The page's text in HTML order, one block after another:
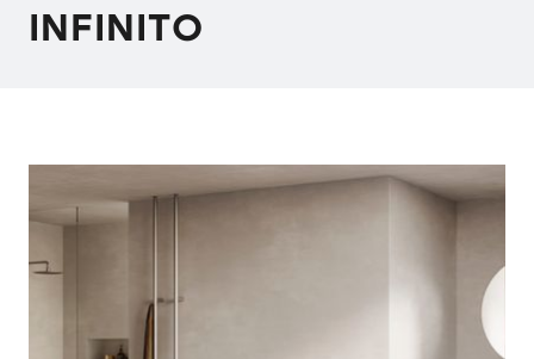
INFINITO